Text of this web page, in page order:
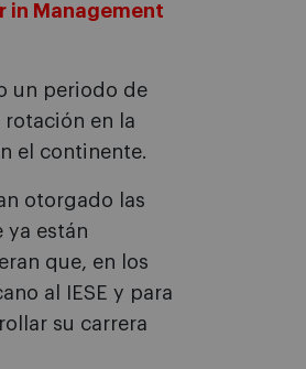
in Management
un periodo de
en la
el continente.
otorgado las
ya están
que, en los
al IESE y para
su carrera